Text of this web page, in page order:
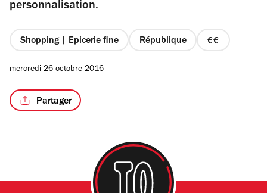
personnalisation.
Shopping | Epicerie fine République
prix
mercredi 26 octobre 2016
Partager